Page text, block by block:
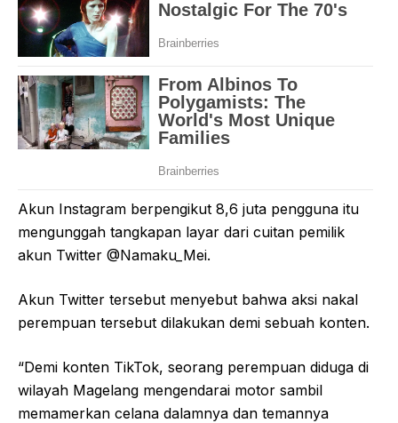
Akun Instagram berpengikut 8,6 juta pengguna itu
mengunggah tangkapan layar dari cuitan pemilik
akun Twitter @Namaku_Mei.
Akun Twitter tersebut menyebut bahwa aksi nakal
perempuan tersebut dilakukan demi sebuah konten.
“Demi konten TikTok, seorang perempuan diduga di
wilayah Magelang mengendarai motor sambil
memamerkan celana dalamnya dan temannya